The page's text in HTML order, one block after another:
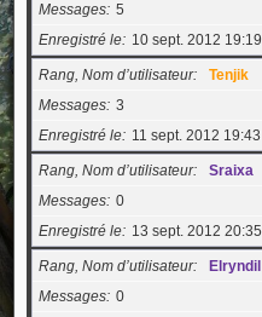
Messages 5
Enregistré le
10 sept. 2012 19:19
Rang, Nom d’utilisateur
Tenjik
Messages 3
Enregistré le
11 sept. 2012 19:43
Rang, Nom d’utilisateur
Sraixa
Messages 0
Enregistré le
13 sept. 2012 20:35
Rang, Nom d’utilisateur
Elryndil
Messages 0